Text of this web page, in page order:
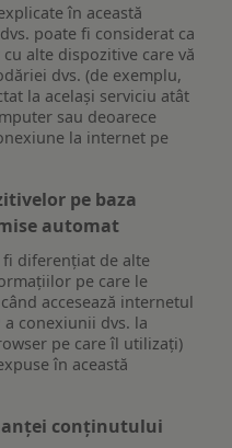
în această
poate fi considerat ca
alte dispozitive care vă
dvs. (de exemplu,
la același serviciu atât
sau deoarece
la internet pe
pe baza
automat
diferențiat de alte
pe care le
accesează internetul
a conexiunii dvs. la
pe care îl utilizați)
în această
conținutului